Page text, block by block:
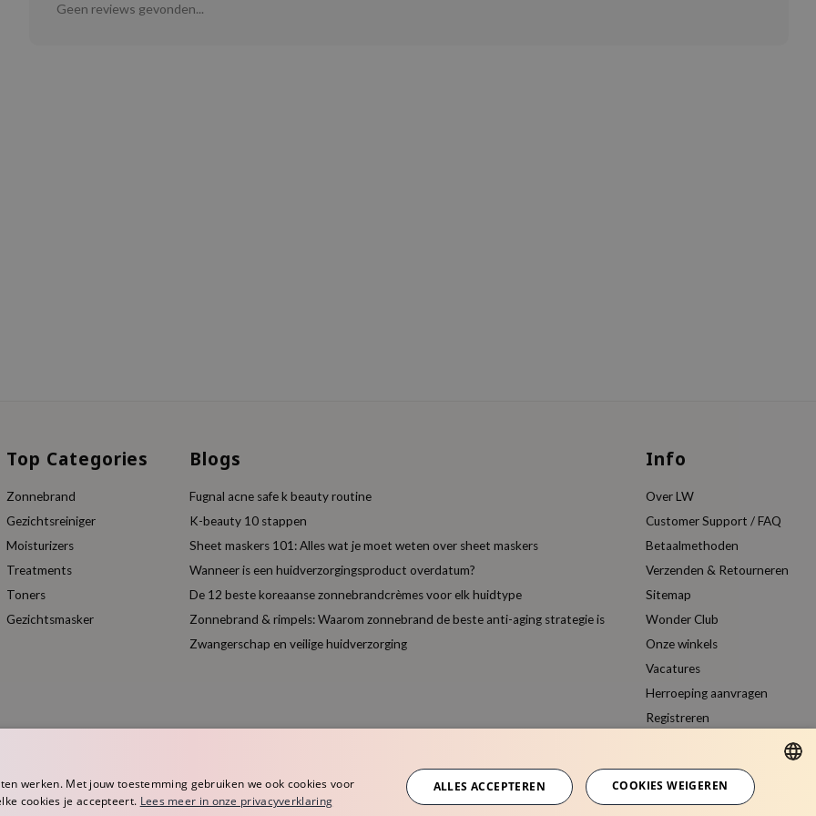
Geen reviews gevonden...
Top Categories
Zonnebrand
Gezichtsreiniger
Moisturizers
Treatments
Toners
Gezichtsmasker
Blogs
Fugnal acne safe k beauty routine
K-beauty 10 stappen
Sheet maskers 101: Alles wat je moet weten over sheet maskers
Wanneer is een huidverzorgingsproduct overdatum?
De 12 beste koreaanse zonnebrandcrèmes voor elk huidtype
Zonnebrand & rimpels: Waarom zonnebrand de beste anti-aging strategie is
Zwangerschap en veilige huidverzorging
Info
Over LW
Customer Support / FAQ
Betaalmethoden
Verzenden & Retourneren
Sitemap
Wonder Club
Onze winkels
Vacatures
Herroeping aanvragen
Registreren
DUTCH
werken. Met jouw toestemming gebruiken we ook cookies voor
cookies je accepteert. Lees meer in onze privacyverklaring
ALLES ACCEPTEREN COOKIES WEIGEREN